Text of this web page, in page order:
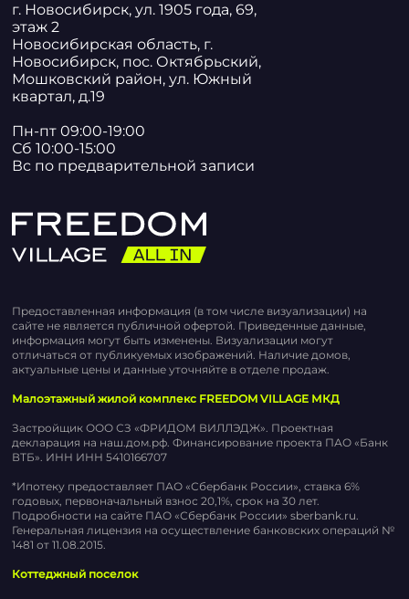
г. Новосибирск, ул. 1905 года, 69,
этаж 2
Новосибирская область, г.
Новосибирск, пос. Октябрьский,
Мошковский район, ул. Южный
квартал, д.19
Пн-пт 09:00-19:00
Сб 10:00-15:00
Вс по предварительной записи
Предоставленная информация (в том числе визуализации) на
сайте не является публичной офертой. Приведенные данные,
информация могут быть изменены. Визуализации могут
отличаться от публикуемых изображений. Наличие домов,
актуальные цены и данные уточняйте в отделе продаж.
Малоэтажный жилой комплекс FREEDOM VILLAGE МКД
Застройщик ООО СЗ «ФРИДОМ ВИЛЛЭДЖ». Проектная
декларация на наш.дом.рф. Финансирование проекта ПАО «Банк
ВТБ». ИНН ИНН 5410166707
*Ипотеку предоставляет ПАО «Сбербанк России», ставка 6%
годовых, первоначальный взнос 20,1%, срок на 30 лет.
Подробности на сайте ПАО «Сбербанк России» sberbank.ru.
Генеральная лицензия на осуществление банковских операций №
1481 от 11.08.2015.
Коттеджный поселок